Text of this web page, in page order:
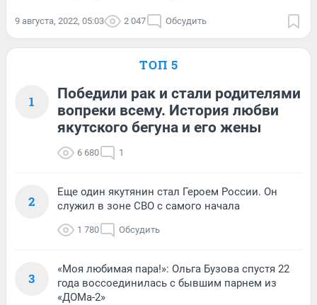
9 августа, 2022, 05:03 2 047 Обсудить
ТОП 5
1
Победили рак и стали родителями
вопреки всему. История любви
якутского бегуна и его жены
6 680 1
2
Еще один якутянин стал Героем России. Он
служил в зоне СВО с самого начала
1 780 Обсудить
3
«Моя любимая пара!»: Ольга Бузова спустя 22
года воссоединилась с бывшим парнем из
«ДОМа-2»